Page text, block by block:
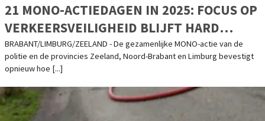
21 MONO-ACTIEDAGEN IN 2025: FOCUS OP
VERKEERSVEILIGHEID BLIJFT HARD
NODIG IN ZUID-NEDERLAND
BRABANT/LIMBURG/ZEELAND - De gezamenlijke MONO-actie van de
politie en de provincies Zeeland, Noord-Brabant en Limburg bevestigt
opnieuw hoe [...]